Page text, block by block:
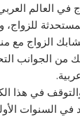
في العالم
الزواج مع
من الجوانب
في هذا
في السنوات